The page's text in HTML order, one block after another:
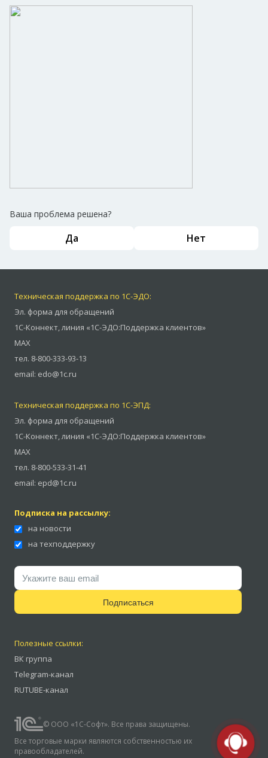
Ваша проблема решена?
Да Нет
Техническая поддержка по 1С-ЭДО:
Эл. форма для обращений
1С-Коннект,линия «1С-ЭДО:Поддержка клиентов»
MAX
тел. 8-800-333-93-13
email: edo@1c.ru
Техническая поддержка по 1С-ЭПД:
Эл. форма для обращений
1С-Коннект,линия «1С-ЭДО:Поддержка клиентов»
MAX
тел. 8-800-533-31-41
email: epd@1c.ru
Подписка на рассылку:
на новости
на техподдержку
Подписаться
Полезные ссылки:
ВК группа
Telegram-канал
RUTUBE-канал
© ООО «1С-Софт». Все права защищены.
Все торговые марки являются собственностью их
правообладателей.